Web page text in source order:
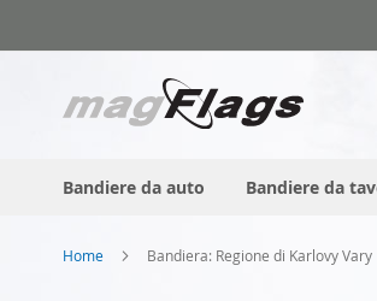
al
Bandiere da auto Bandiere da
Home Bandiera: Regione di Karlovy